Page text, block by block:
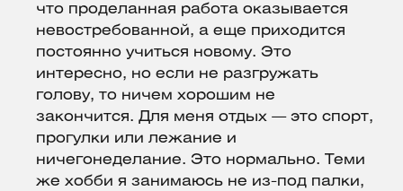
что проделанная работа оказывается
невостребованной, а еще приходится
постоянно учиться новому. Это
интересно, но если не разгружать
голову, то ничем хорошим не
закончится. Для меня отдых — это спорт,
прогулки или лежание и
ничегонеделание. Это нормально. Теми
же хобби я занимаюсь не из-под палки,